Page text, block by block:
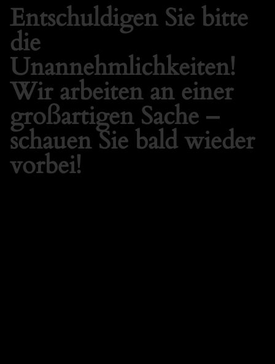
Entschuldigen Sie bitte
die
Unannehmlichkeiten!
Wir arbeiten an einer
großartigen Sache –
schauen Sie bald wieder
vorbei!